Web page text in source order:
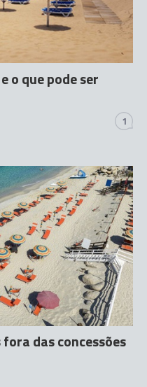
o que pode ser
1
das concessões